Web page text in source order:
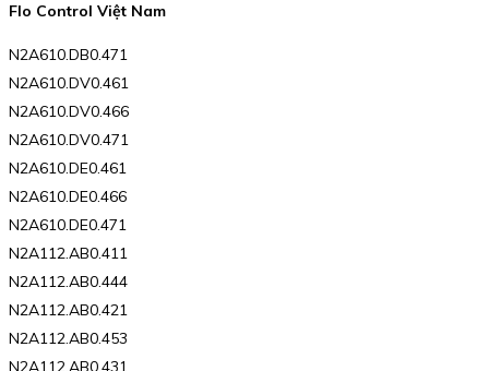
Flo Control Việt Nam
N2A610.DB0.471
N2A610.DV0.461
N2A610.DV0.466
N2A610.DV0.471
N2A610.DE0.461
N2A610.DE0.466
N2A610.DE0.471
N2A112.AB0.411
N2A112.AB0.444
N2A112.AB0.421
N2A112.AB0.453
N2A112.AB0.431